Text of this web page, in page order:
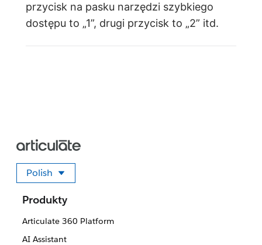
przycisk na pasku narzędzi szybkiego
dostępu to „1”, drugi przycisk to „2” itd.
Polish
Wybierz swój język
Produkty
Articulate 360 Platform
AI Assistant